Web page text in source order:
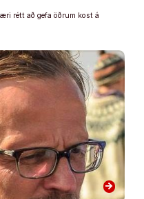
rétt að gefa öðrum kost á
arrow_forward